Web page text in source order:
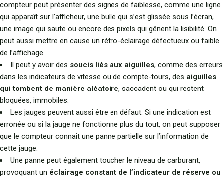
compteur peut présenter des signes de faiblesse, comme une ligne
qui apparaît sur l’afficheur, une bulle qui s’est glissée sous l’écran,
une image qui saute ou encore des pixels qui gênent la lisibilité. On
peut aussi mettre en cause un rétro-éclairage défectueux ou faible
de l’affichage.
Il peut y avoir des soucis liés aux aiguilles, comme des erreurs
dans les indicateurs de vitesse ou de compte-tours, des aiguilles
qui tombent de manière aléatoire, saccadent ou qui restent
bloquées, immobiles.
Les jauges peuvent aussi être en défaut. Si une indication est
erronée ou si la jauge ne fonctionne plus du tout, on peut supposer
que le compteur connait une panne partielle sur l’information de
cette jauge.
Une panne peut également toucher le niveau de carburant,
provoquant un éclairage constant de l’indicateur de réserve ou